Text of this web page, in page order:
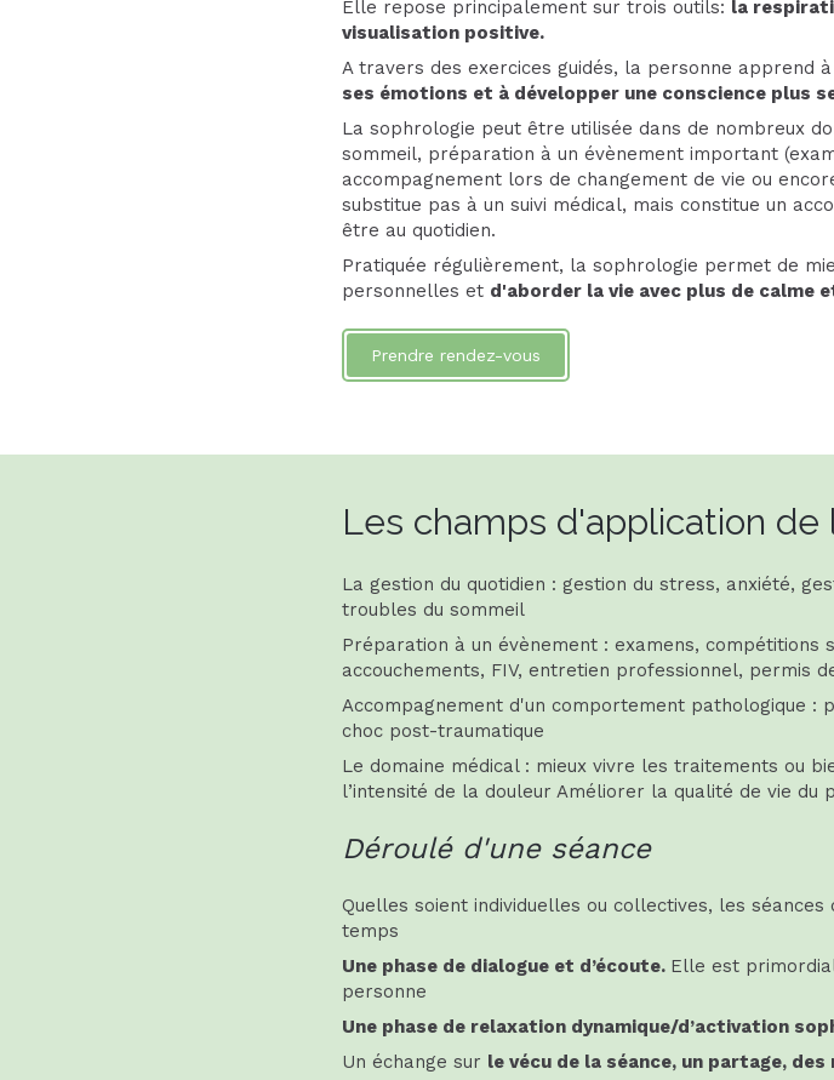
Elle repose principalement sur trois outils: la
visualisation positive.
A travers des exercices guidés, la personne apprend à
ses émotions et à développer une conscience plus
La sophrologie peut être utilisée dans de nombreux
sommeil, préparation à un évènement important
accompagnement lors de changement de vie ou
substitue pas à un suivi médical, mais constitue un
être au quotidien.
Pratiquée régulièrement, la sophrologie permet de
personnelles et d'aborder la vie avec plus de calme
Prendre rendez-vous
Les champs d'application de
La gestion du quotidien : gestion du stress, anxiété,
troubles du sommeil
Préparation à un évènement : examens, compétitions
accouchements, FIV, entretien professionnel, permis
Accompagnement d'un comportement pathologique :
choc post-traumatique
Le domaine médical : mieux vivre les traitements ou
l’intensité de la douleur Améliorer la qualité de vie du
Déroulé d'une séance
Quelles soient individuelles ou collectives, les
temps
Une phase de dialogue et d’écoute. Elle est
personne
Une phase de relaxation dynamique/d’activation
Un échange sur le vécu de la séance, un partage,